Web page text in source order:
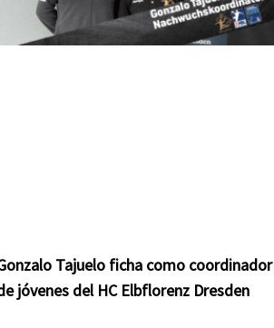
Tajuelo ficha como coordinador
jóvenes del HC Elbflorenz Dresden